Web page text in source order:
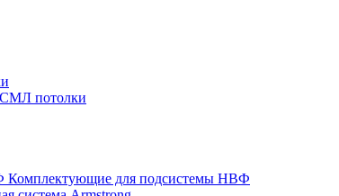
потолки
Комплектующие для подсистемы НВФ